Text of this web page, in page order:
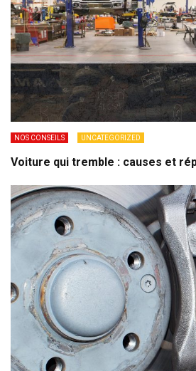
NOS CONSEILS UNCATEGORIZED
Voiture qui tremble : causes et